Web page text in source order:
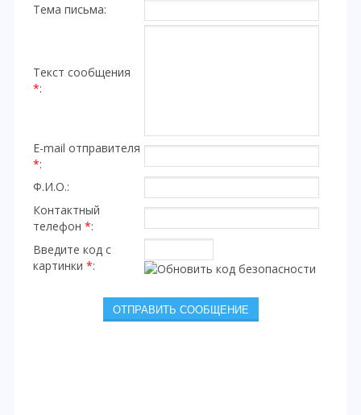
Тема письма:
Текст сообщения
*:
E-mail отправителя
*:
Ф.И.О.:
Контактный
телефон *:
Введите код с
картинки *: